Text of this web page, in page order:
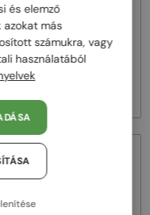
—Napszemüvegek
SIX//TITANIUM DTS121 - 01 -
48/72
és elemző
azokat más
számukra, vagy
használatából